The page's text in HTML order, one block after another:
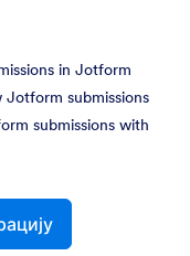
in Jotform
submissions
submissions with